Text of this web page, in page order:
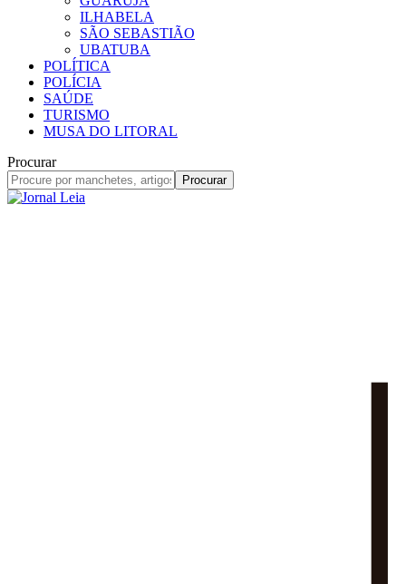
ILHABELA
SÃO SEBASTIÃO
UBATUBA
POLÍTICA
POLÍCIA
SAÚDE
TURISMO
MUSA DO LITORAL
Procurar